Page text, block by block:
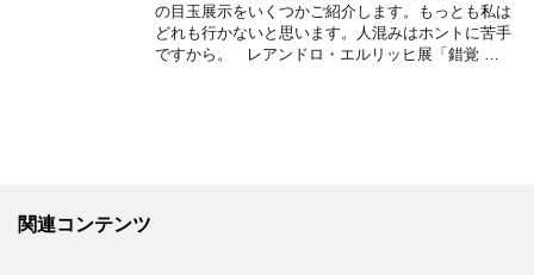
の目玉展示をいくつかご紹介します。もっとも私は
どれも行かないと思います。人混みはホントに苦手
ですから。 レアンドロ・エルリッヒ展「錯覚 …
関連コンテンツ